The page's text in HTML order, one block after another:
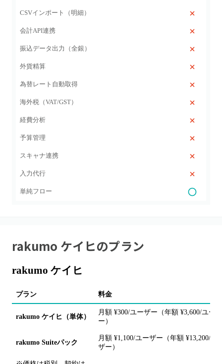
CSVインポート（明細）
会計API連携
振込データ出力（全銀）
外貨精算
為替レート自動取得
海外税（VAT/GST）
経費分析
予算管理
スキャナ連携
入力代行
単純フロー
rakumo ケイヒのプラン
rakumo ケイヒ
プラン 料金
rakumo ケイヒ（単体）
月額 ¥300/ユーザー（年額 ¥3,600/ユーザ
ー）
rakumo Suiteパック
月額 ¥1,100/ユーザー（年額 ¥13,200/ユ
ザー）